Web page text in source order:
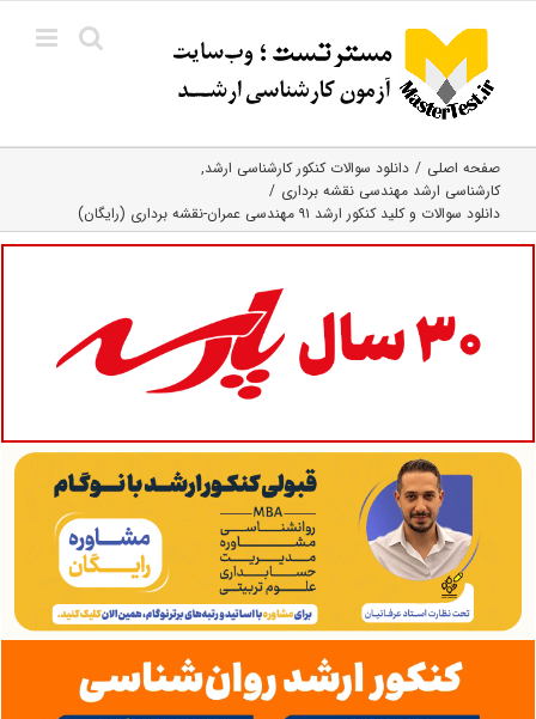
content
صفحه اصلی
دانلود سوالات کنکور کارشناسی ارشد
کارشناسی ارشد مهندسی نقشه برداری
دانلود سوالات و کلید کنکور ارشد ۹۱ مهندسی عمران-نقشه برداری (رایگان)